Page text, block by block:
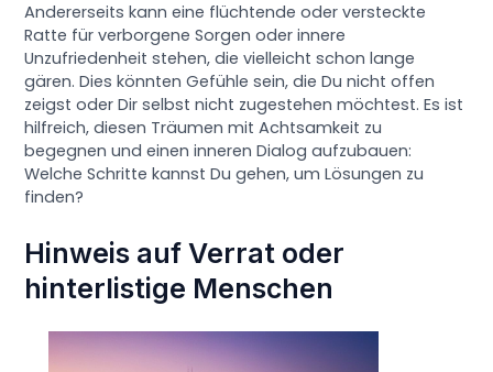
Andererseits kann eine flüchtende oder versteckte
Ratte für verborgene Sorgen oder innere
Unzufriedenheit stehen, die vielleicht schon lange
gären. Dies könnten Gefühle sein, die Du nicht offen
zeigst oder Dir selbst nicht zugestehen möchtest. Es ist
hilfreich, diesen Träumen mit Achtsamkeit zu
begegnen und einen inneren Dialog aufzubauen:
Welche Schritte kannst Du gehen, um Lösungen zu
finden?
Hinweis auf Verrat oder
hinterlistige Menschen